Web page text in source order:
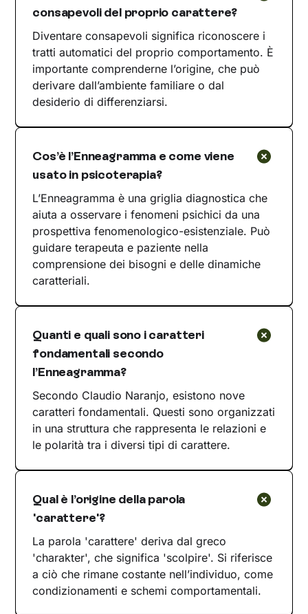
consapevoli del proprio carattere?
Diventare consapevoli significa riconoscere i
tratti automatici del proprio comportamento. È
importante comprenderne l’origine, che può
derivare dall’ambiente familiare o dal
desiderio di differenziarsi.
Cos’è l’Enneagramma e come viene
usato in psicoterapia?
L’Enneagramma è una griglia diagnostica che
aiuta a osservare i fenomeni psichici da una
prospettiva fenomenologico-esistenziale. Può
guidare terapeuta e paziente nella
comprensione dei bisogni e delle dinamiche
caratteriali.
Quanti e quali sono i caratteri
fondamentali secondo
l’Enneagramma?
Secondo Claudio Naranjo, esistono nove
caratteri fondamentali. Questi sono organizzati
in una struttura che rappresenta le relazioni e
le polarità tra i diversi tipi di carattere.
Qual è l’origine della parola
'carattere'?
La parola 'carattere' deriva dal greco
'charakter', che significa 'scolpire'. Si riferisce
a ciò che rimane costante nell’individuo, come
condizionamenti e schemi comportamentali.